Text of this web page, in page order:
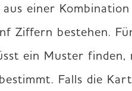
einer
Ziffern bestehen.
ein Muster finden,
Falls die